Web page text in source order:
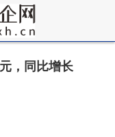
，同比增长